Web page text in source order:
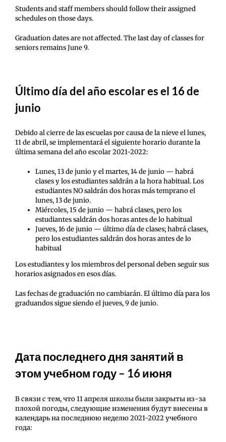
Students and staff members should follow their assigned
schedules on those days.
Graduation dates are not affected. The last day of classes for
seniors remains June 9.
Último día del año escolar es el 16 de
junio
Debido al cierre de las escuelas por causa de la nieve el lunes,
11 de abril, se implementará el siguiente horario durante la
última semana del año escolar 2021-2022:
Lunes, 13 de junio y el martes, 14 de junio — habrá
clases y los estudiantes saldrán a la hora habitual. Los
estudiantes NO saldrán dos horas más temprano el
lunes, 13 de junio.
Miércoles, 15 de junio — habrá clases, pero los
estudiantes saldrán dos horas antes de lo habitual
Jueves, 16 de junio — último día de clases; habrá clases,
pero los estudiantes saldrán dos horas antes de lo
habitual
Los estudiantes y los miembros del personal deben seguir sus
horarios asignados en esos días.
Las fechas de graduación no cambiarán. El último día para los
graduandos sigue siendo el jueves, 9 de junio.
Дата последнего дня занятий в
этом учебном году – 16 июня
В связи с тем, что 11 апреля школы были закрыты из-за
плохой погоды, следующие изменения будут внесены в
календарь на последнюю неделю 2021-2022 учебного
года: